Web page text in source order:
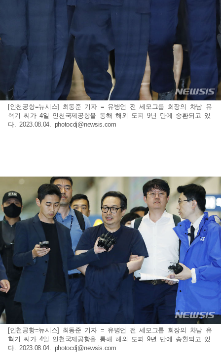
[인천공항=뉴시스] 최동준 기자 = 유병언 전 세모그룹 회장의 차남 유
혁기 씨가 4일 인천국제공항을 통해 해외 도피 9년 만에 송환되고 있
다. 2023.08.04. photocdj@newsis.com
[인천공항=뉴시스] 최동준 기자 = 유병언 전 세모그룹 회장의 차남 유
혁기 씨가 4일 인천국제공항을 통해 해외 도피 9년 만에 송환되고 있
다. 2023.08.04. photocdj@newsis.com